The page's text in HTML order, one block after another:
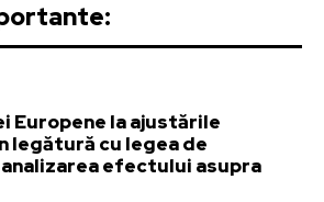
Europene la ajustările
legătură cu legea de
efectului asupra